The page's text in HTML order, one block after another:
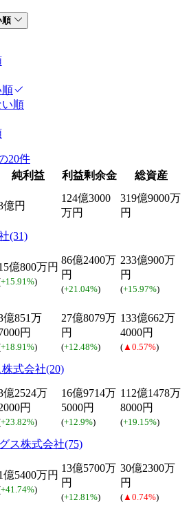
順
順
順
20件
純利益 利益剰余金
総資産
億円
124億3000
万円
319億9000万
円
(31)
億800万円
+15.91%)
86億2400万
円
(+21.04%)
233億900万
円
(+15.97%)
億851万
円
+18.91%)
27億8079万
円
(+12.48%)
133億662万
4000円
( ▲0.57%)
式会社(20)
億2524万
円
+23.82%)
16億9714万
5000円
(+12.9%)
112億1478万
8000円
(+19.15%)
ス株式会社(75)
億5400万円
+41.74%)
13億5700万
円
(+12.81%)
30億2300万
円
( ▲0.74%)